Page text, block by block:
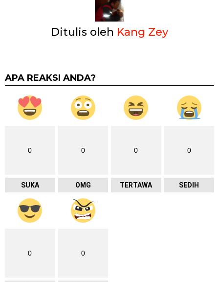
Ditulis oleh Kang Zey
APA REAKSI ANDA?
0
SUKA
0
OMG
0
TERTAWA
0
SEDIH
0 0